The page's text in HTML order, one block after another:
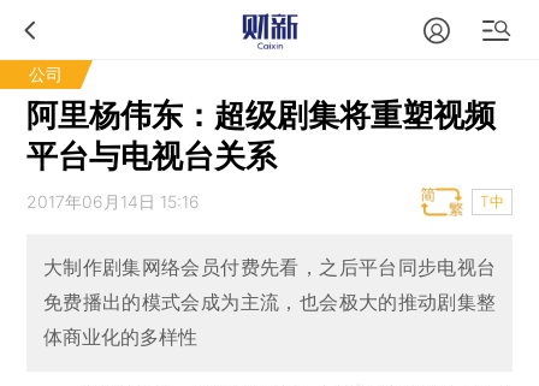
公司
阿里杨伟东：超级剧集将重塑视频
平台与电视台关系
2017年06月14日 15:16 T中
大制作剧集网络会员付费先看，之后平台同步电视台
免费播出的模式会成为主流，也会极大的推动剧集整
体商业化的多样性